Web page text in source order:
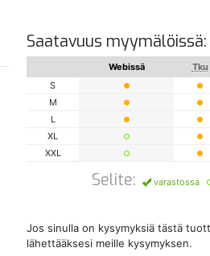
Saatavuus myymälöissä:
Webissä Tku
S
M
L
XL
XXL
Selite: varastossa
Jos sinulla on kysymyksiä tästä
lähettääksesi meille kysymyksen.